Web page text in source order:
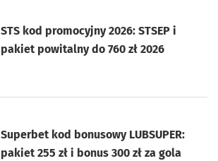
STS kod promocyjny 2026: STSEP i
pakiet powitalny do 760 zł 2026
Superbet kod bonusowy LUBSUPER:
pakiet 255 zł i bonus 300 zł za gola